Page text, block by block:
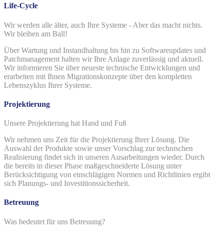
Life-Cycle
Wir werden alle älter, auch Ihre Systeme - Aber das macht nichts.
Wir bleiben am Ball!
Über Wartung und Instandhaltung bis hin zu Softwareupdates und
Patchmanagement halten wir Ihre Anlage zuverlässig und aktuell.
Wir informieren Sie über neueste technische Entwicklungen und
erarbeiten mit Ihnen Migrationskonzepte über den kompletten
Lebenszyklus Ihrer Systeme.
Projektierung
Unsere Projektierung hat Hand und Fuß
Wir nehmen uns Zeit für die Projektierung Ihrer Lösung. Die
Auswahl der Produkte sowie unser Vorschlag zur technischen
Realisierung findet sich in unseren Ausarbeitungen wieder. Durch
die bereits in dieser Phase maßgeschneiderte Lösung unter
Berücksichtigung von einschlägigen Normen und Richtlinien ergibt
sich Planungs- und Investitionssicherheit.
Betreuung
Was bedeutet für uns Betreuung?